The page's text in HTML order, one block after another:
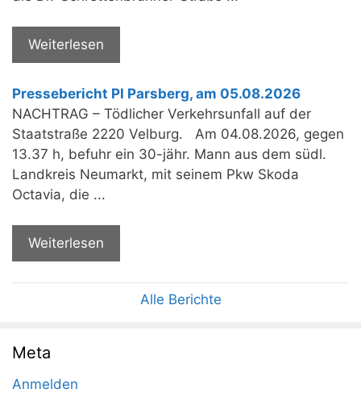
Weiterlesen
Pressebericht PI Parsberg, am 05.08.2026
NACHTRAG – Tödlicher Verkehrsunfall auf der
Staatstraße 2220 Velburg. Am 04.08.2026, gegen
13.37 h, befuhr ein 30-jähr. Mann aus dem südl.
Landkreis Neumarkt, mit seinem Pkw Skoda
Octavia, die ...
Weiterlesen
Alle Berichte
Meta
Anmelden